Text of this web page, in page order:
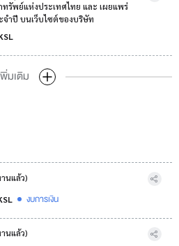
รัพย์แห่งประเทศไทย และ เผยแพร่
ำปี บนเว็บไซต์ของบริษัท
มเติม
นแล้ว)
งบการเงิน
นแล้ว)